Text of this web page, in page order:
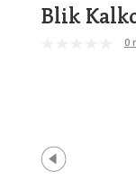
Blik
0